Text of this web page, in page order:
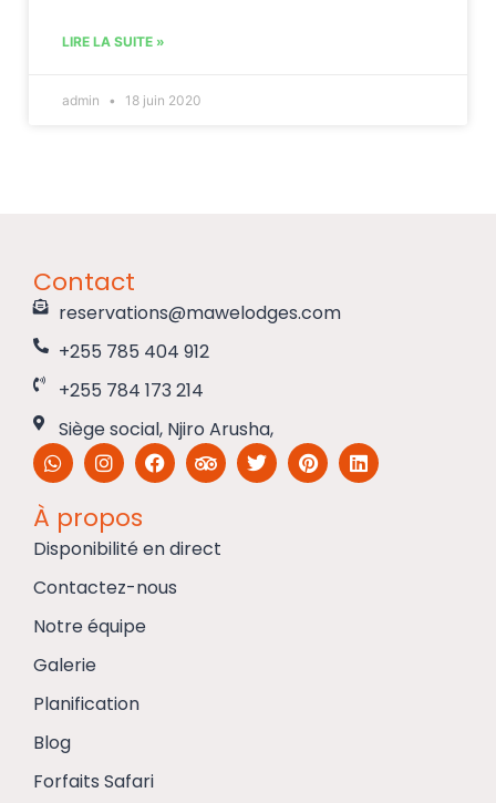
LIRE LA SUITE »
admin 18 juin 2020
Contact
reservations@mawelodges.com
+255 785 404 912
+255 784 173 214
Siège social, Njiro Arusha,
À propos
Disponibilité en direct
Contactez-nous
Notre équipe
Galerie
Planification
Blog
Forfaits Safari